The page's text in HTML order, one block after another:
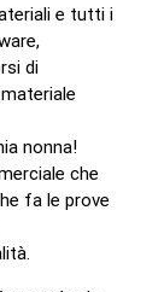
e tutti i
di
nonna!
che
fa le prove